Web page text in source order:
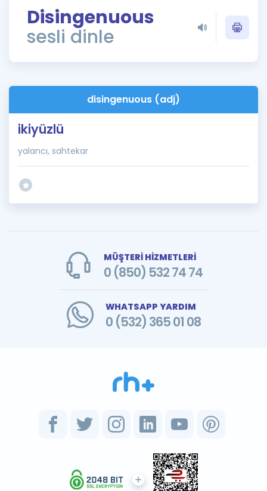
ÖSYM Sınav Takvimi
Kampanyalar
İngilizce Gramer
Disingenuous
sesli dinle
disingenuous (adj)
ikiyüzlü
yalancı, sahtekar
MÜŞTERİ HİZMETLERİ
0 (850) 532 74 74
WHATSAPP YARDIM
0 (532) 365 01 08